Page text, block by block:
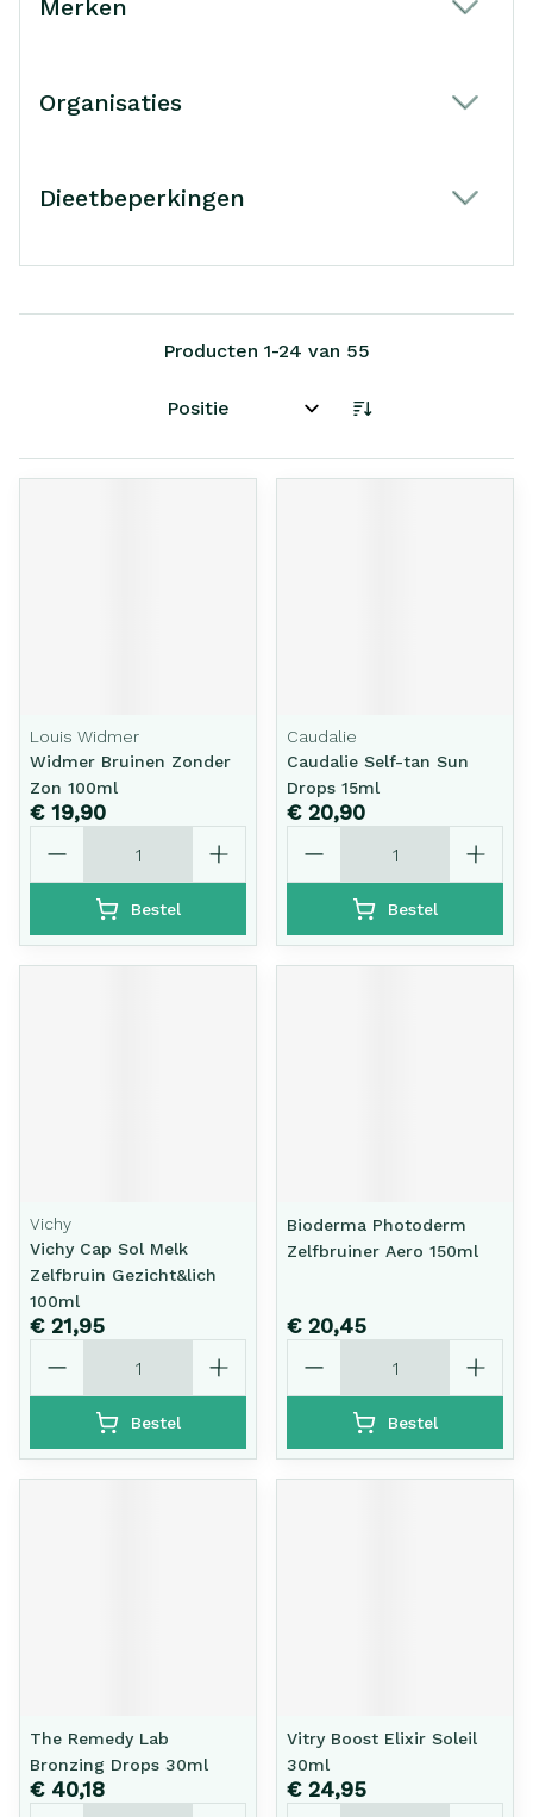
Merken
Organisaties
Dieetbeperkingen
Producten 1-24 van 55
Sorteer op:
Louis Widmer
Widmer Bruinen Zonder
Zon 100ml
€ 19,90
Bestel
Caudalie
Caudalie Self-tan Sun
Drops 15ml
€ 20,90
Bestel
Vichy
Vichy Cap Sol Melk
Zelfbruin Gezicht&lich
100ml
€ 21,95
Bestel
Bioderma Photoderm
Zelfbruiner Aero 150ml
€ 20,45
Bestel
The Remedy Lab
Bronzing Drops 30ml
€ 40,18
Vitry Boost Elixir Soleil
30ml
€ 24,95